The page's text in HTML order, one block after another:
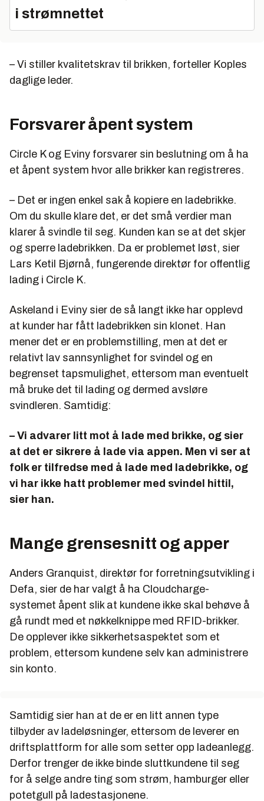
i strømnettet
– Vi stiller kvalitetskrav til brikken, forteller Koples
daglige leder.
Forsvarer åpent system
Circle K og Eviny forsvarer sin beslutning om å ha
et åpent system hvor alle brikker kan registreres.
– Det er ingen enkel sak å kopiere en ladebrikke.
Om du skulle klare det, er det små verdier man
klarer å svindle til seg. Kunden kan se at det skjer
og sperre ladebrikken. Da er problemet løst, sier
Lars Ketil Bjørnå, fungerende direktør for offentlig
lading i Circle K.
Askeland i Eviny sier de så langt ikke har opplevd
at kunder har fått ladebrikken sin klonet. Han
mener det er en problemstilling, men at det er
relativt lav sannsynlighet for svindel og en
begrenset tapsmulighet, ettersom man eventuelt
må bruke det til lading og dermed avsløre
svindleren. Samtidig:
­– Vi advarer litt mot å lade med brikke, og sier
at det er sikrere å lade via appen. Men vi ser at
folk er tilfredse med å lade med ladebrikke, og
vi har ikke hatt problemer med svindel hittil,
sier han.
Mange grensesnitt og apper
Anders Granquist, direktør for forretningsutvikling i
Defa, sier de har valgt å ha Cloudcharge-
systemet åpent slik at kundene ikke skal behøve å
gå rundt med et nøkkelknippe med RFID-brikker.
De opplever ikke sikkerhetsaspektet som et
problem, ettersom kundene selv kan administrere
sin konto.
Samtidig sier han at de er en litt annen type
tilbyder av ladeløsninger, ettersom de leverer en
driftsplattform for alle som setter opp ladeanlegg.
Derfor trenger de ikke binde sluttkundene til seg
for å selge andre ting som strøm, hamburger eller
potetgull på ladestasjonene.